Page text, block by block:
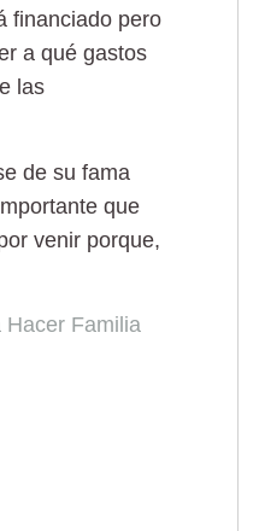
financiado pero
a qué gastos
las
de su fama
que
venir porque,
Hacer Familia